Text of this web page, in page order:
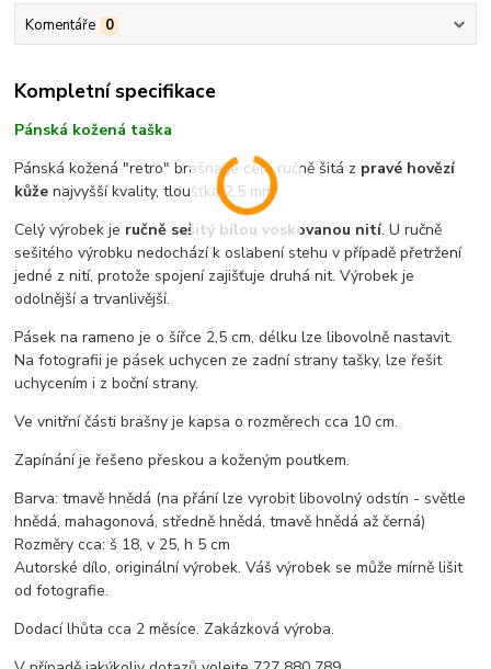
Komentáře 0
Kompletní specifikace
Pánská kožená taška
Pánská kožená "retro" brašna je celá ručně šitá z pravé hovězí
kůže najvyšší kvality, tloušťka 2,5 mm
Celý výrobek je ručně sešitý bílou voskovanou nití. U ručně
sešitého výrobku nedochází k oslabení stehu v případě přetržení
jedné z nití, protože spojení zajišťuje druhá nit. Výrobek je
odolnější a trvanlivější.
Pásek na rameno je o šířce 2,5 cm, délku lze libovolně nastavit.
Na fotografii je pásek uchycen ze zadní strany tašky, lze řešit
uchycením i z boční strany.
Ve vnitřní části brašny je kapsa o rozměrech cca 10 cm.
Zapínání je řešeno přeskou a koženým poutkem.
Barva: tmavě hnědá (na přání lze vyrobit libovolný odstín - světle
hnědá, mahagonová, středně hnědá, tmavě hnědá až černá)
Rozměry cca: š 18, v 25, h 5 cm
Autorské dílo, originální výrobek. Váš výrobek se může mírně lišit
od fotografie.
Dodací lhůta cca 2 měsíce. Zakázková výroba.